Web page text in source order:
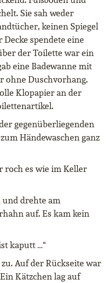
Sie sah weder
keinen Spiegel
spendete eine
der Toilette war ein
eine Badewanne mit
ohne Duschvorhang.
Klopapier an der
gegenüberliegenden
Händewaschen ganz
roch es wie im Keller
drehte am
auf. Es kam kein
kaputt …“
Auf der Rückseite war
Kätzchen lag auf